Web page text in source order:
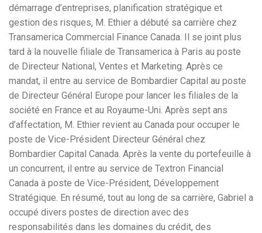
démarrage d’entreprises, planification stratégique et
gestion des risques, M. Ethier a débuté sa carrière chez
Transamerica Commercial Finance Canada. Il se joint plus
tard à la nouvelle filiale de Transamerica à Paris au poste
de Directeur National, Ventes et Marketing. Après ce
mandat, il entre au service de Bombardier Capital au poste
de Directeur Général Europe pour lancer les filiales de la
société en France et au Royaume-Uni. Après sept ans
d’affectation, M. Ethier revient au Canada pour occuper le
poste de Vice-Président Directeur Général chez
Bombardier Capital Canada. Après la vente du portefeuille à
un concurrent, il entre au service de Textron Financial
Canada à poste de Vice-Président, Développement
Stratégique. En résumé, tout au long de sa carrière, Gabriel a
occupé divers postes de direction avec des
responsabilités dans les domaines du crédit, des